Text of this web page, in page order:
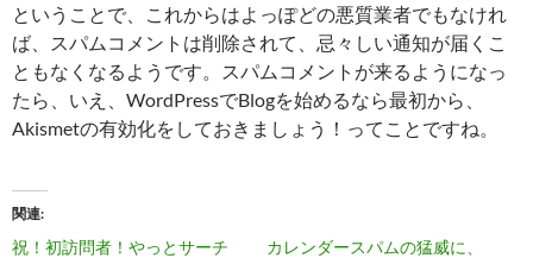
ということで、これからはよっぽどの悪質業者でもなけれ
ば、スパムコメントは削除されて、忌々しい通知が届くこ
ともなくなるようです。スパムコメントが来るようになっ
たら、いえ、WordPressでBlogを始めるなら最初から、
Akismetの有効化をしておきましょう！ってことですね。
関連
祝！初訪問者！やっとサーチ
カレンダースパムの猛威に、